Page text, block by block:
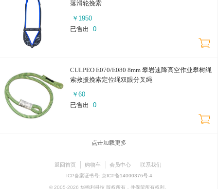
落滑轮挽索
￥ 1950
已售出
0
CULPEO E070/E080 8mm 攀岩速降高空作业攀树绳
索救援挽索定位绳双眼分叉绳
￥ 60
已售出
0
点击加载更多
返回首页 购物车 会员中心 联系我们
ICP备案证书号: 京ICP备14000376号-4
© 2005-2026 华鸣利科技 版权所有，并保留所有权利。